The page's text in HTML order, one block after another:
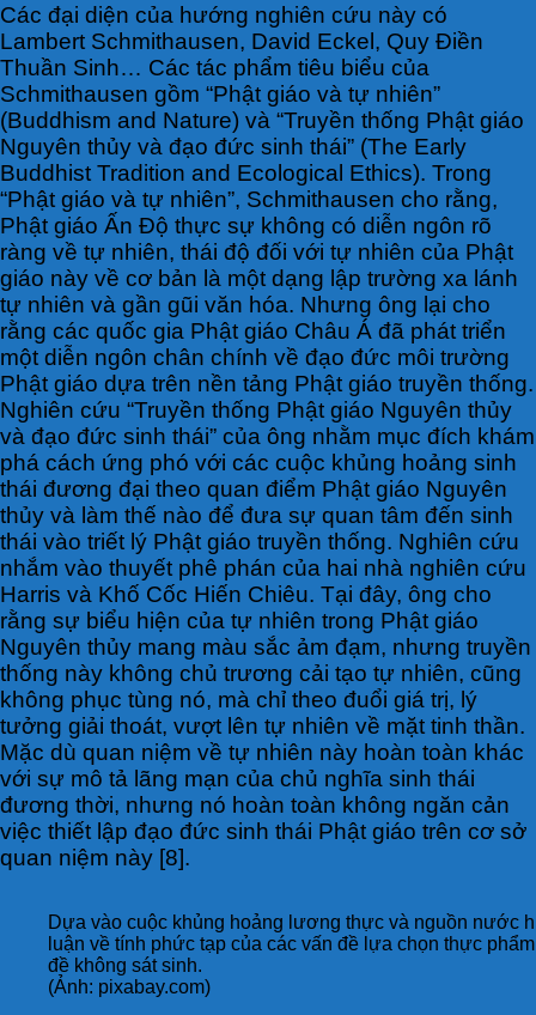
Các đại diện của hướng nghiên cứu này có
Lambert Schmithausen, David Eckel, Quy Điền
Thuần Sinh… Các tác phẩm tiêu biểu của
Schmithausen gồm “Phật giáo và tự nhiên”
(Buddhism and Nature) và “Truyền thống Phật giáo
Nguyên thủy và đạo đức sinh thái” (The Early
Buddhist Tradition and Ecological Ethics). Trong
“Phật giáo và tự nhiên”, Schmithausen cho rằng,
Phật giáo Ấn Độ thực sự không có diễn ngôn rõ
ràng về tự nhiên, thái độ đối với tự nhiên của Phật
giáo này về cơ bản là một dạng lập trường xa lánh
tự nhiên và gần gũi văn hóa. Nhưng ông lại cho
rằng các quốc gia Phật giáo Châu Á đã phát triển
một diễn ngôn chân chính về đạo đức môi trường
Phật giáo dựa trên nền tảng Phật giáo truyền thống.
Nghiên cứu “Truyền thống Phật giáo Nguyên thủy
và đạo đức sinh thái” của ông nhằm mục đích khám
phá cách ứng phó với các cuộc khủng hoảng sinh
thái đương đại theo quan điểm Phật giáo Nguyên
thủy và làm thế nào để đưa sự quan tâm đến sinh
thái vào triết lý Phật giáo truyền thống. Nghiên cứu
nhắm vào thuyết phê phán của hai nhà nghiên cứu
Harris và Khố Cốc Hiến Chiêu. Tại đây, ông cho
rằng sự biểu hiện của tự nhiên trong Phật giáo
Nguyên thủy mang màu sắc ảm đạm, nhưng truyền
thống này không chủ trương cải tạo tự nhiên, cũng
không phục tùng nó, mà chỉ theo đuổi giá trị, lý
tưởng giải thoát, vượt lên tự nhiên về mặt tinh thần.
Mặc dù quan niệm về tự nhiên này hoàn toàn khác
với sự mô tả lãng mạn của chủ nghĩa sinh thái
đương thời, nhưng nó hoàn toàn không ngăn cản
việc thiết lập đạo đức sinh thái Phật giáo trên cơ sở
quan niệm này [8].
Dựa vào cuộc khủng hoảng lương thực và nguồn nước
luận về tính phức tạp của các vấn đề lựa chọn thực
đề không sát sinh.
(Ảnh: pixabay.com)